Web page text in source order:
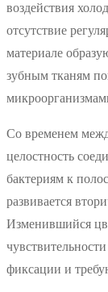
воздействия
отсутствие
материале
зубным тканям
Со временем
целостность
бактериям к
развивается
Изменившийся
фиксации и